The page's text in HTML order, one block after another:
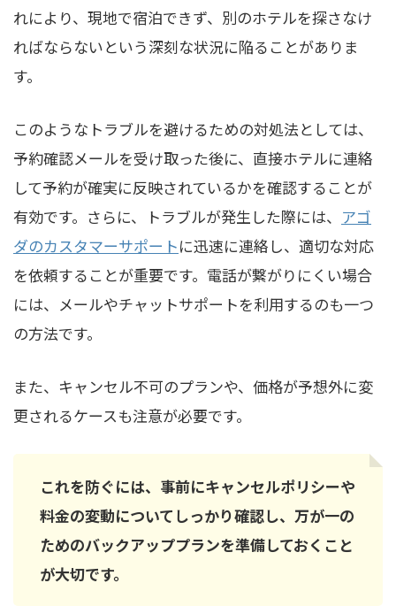
れにより、現地で宿泊できず、別のホテルを探さなけ
ればならないという深刻な状況に陥ることがありま
す。
このようなトラブルを避けるための対処法としては、
予約確認メールを受け取った後に、直接ホテルに連絡
して予約が確実に反映されているかを確認することが
有効です。さらに、トラブルが発生した際には、 アゴ
ダのカスタマーサポートに迅速に連絡し、適切な対応
を依頼することが重要です。電話が繋がりにくい場合
には、メールやチャットサポートを利用するのも一つ
の方法です。
また、キャンセル不可のプランや、価格が予想外に変
更されるケースも注意が必要です。
これを防ぐには、事前にキャンセルポリシーや
料金の変動についてしっかり確認し、万が一の
ためのバックアッププランを準備しておくこと
が大切です。